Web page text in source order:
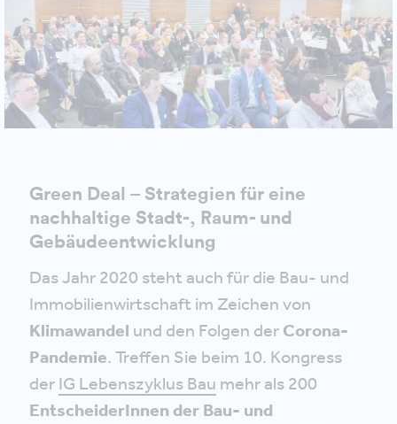
Green Deal – Strategien für eine
nachhaltige Stadt-, Raum- und
Gebäudeentwicklung
Das Jahr 2020 steht auch für die Bau- und
Immobilienwirtschaft im Zeichen von
Klimawandel und den Folgen der Corona-
Pandemie. Treffen Sie beim 10. Kongress
der IG Lebenszyklus Bau mehr als 200
EntscheiderInnen der Bau- und